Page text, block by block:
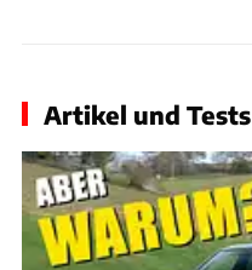
Artikel und Tests